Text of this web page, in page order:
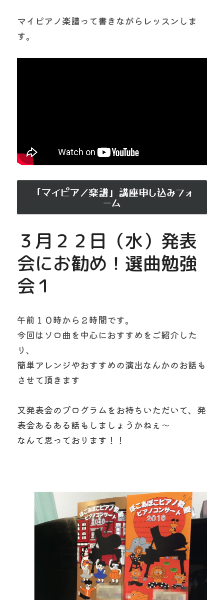
マイピアノ楽譜って書きながらレッスンしま
す。
「マイピアノ楽譜」講座申し込みフォ
ーム
３月２２日（水）発表
会にお勧め！選曲勉強
会１
午前１０時から２時間です。
今回はソロ曲を中心におすすめをご紹介した
り、
簡単アレンジやおすすめの演出なんかのお話も
させて頂きます
又発表会のプログラムをお持ちいただいて、発
表会あるある話もしましょうかねぇ～
なんて思っております！！